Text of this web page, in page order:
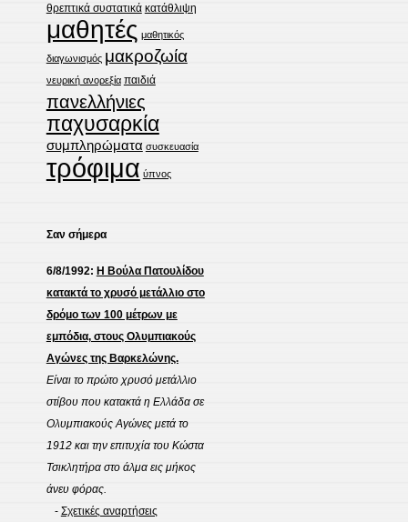
θρεπτικά συστατικά κατάθλιψη
μαθητές μαθητικός
διαγωνισμός μακροζωία
νευρική ανορεξία παιδιά
πανελλήνιες
παχυσαρκία
συμπληρώματα συσκευασία
τρόφιμα ύπνος
Σαν σήμερα
6/8/1992: Η Βούλα Πατουλίδου
κατακτά το χρυσό μετάλλιο στο
δρόμο των 100 μέτρων με
εμπόδια, στους Ολυμπιακούς
Αγώνες της Βαρκελώνης.
Είναι το πρώτο χρυσό μετάλλιο
στίβου που κατακτά η Ελλάδα σε
Ολυμπιακούς Αγώνες μετά το
1912 και την επιτυχία του Κώστα
Τσικλητήρα στο άλμα εις μήκος
άνευ φόρας.
- Σχετικές αναρτήσεις